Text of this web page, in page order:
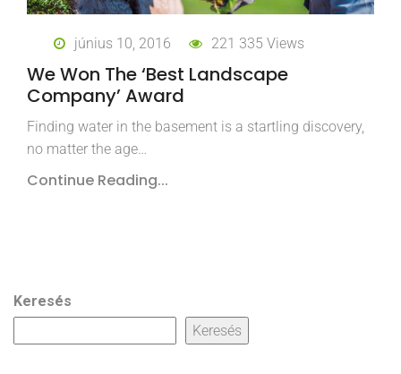
június 10, 2016 221 335 Views
We Won The ‘Best Landscape
Company’ Award
Finding water in the basement is a startling discovery,
no matter the age…
Continue Reading...
Keresés
Keresés